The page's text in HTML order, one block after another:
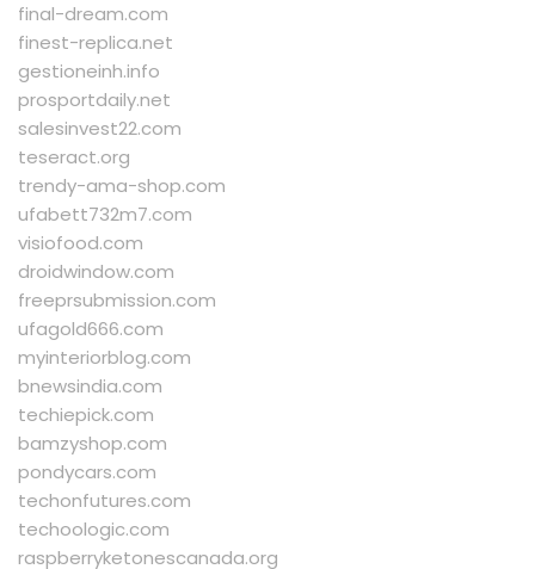
final-dream.com
finest-replica.net
gestioneinh.info
prosportdaily.net
salesinvest22.com
teseract.org
trendy-ama-shop.com
ufabett732m7.com
visiofood.com
droidwindow.com
freeprsubmission.com
ufagold666.com
myinteriorblog.com
bnewsindia.com
techiepick.com
bamzyshop.com
pondycars.com
techonfutures.com
techoologic.com
raspberryketonescanada.org